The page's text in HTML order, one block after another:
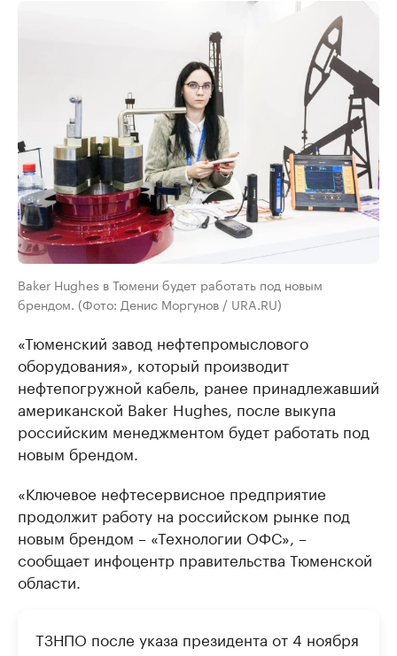
Baker Hughes в Тюмени будет работать под новым
брендом. (Фото: Денис Моргунов / URA.RU)
«Тюменский завод нефтепромыслового
оборудования», который производит
нефтепогружной кабель, ранее принадлежавший
американской Baker Hughes, после выкупа
российским менеджментом будет работать под
новым брендом.
«Ключевое нефтесервисное предприятие
продолжит работу на российском рынке под
новым брендом – «Технологии ОФС», –
сообщает инфоцентр правительства Тюменской
области.
ТЗНПО после указа президента от 4 ноября